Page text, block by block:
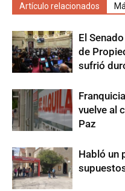
Artículo relacionados
El
de
sufrió
vuelve al
Paz
Habló un